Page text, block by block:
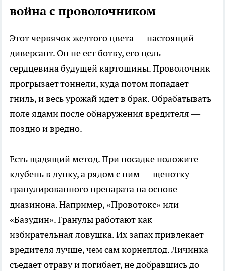
война с проволочником
Этот червячок желтого цвета — настоящий
диверсант. Он не ест ботву, его цель —
сердцевина будущей картошины. Проволочник
прогрызает тоннели, куда потом попадает
гниль, и весь урожай идет в брак. Обрабатывать
поле ядами после обнаружения вредителя —
поздно и вредно.
Есть щадящий метод. При посадке положите
клубень в лунку, а рядом с ним — щепотку
гранулированного препарата на основе
диазинона. Например, «Провотокс» или
«Базудин». Гранулы работают как
избирательная ловушка. Их запах привлекает
вредителя лучше, чем сам корнеплод. Личинка
съедает отраву и погибает, не добравшись до